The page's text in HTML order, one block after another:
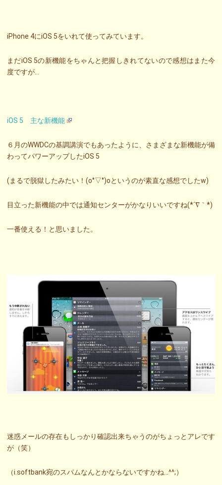
iPhone 4にiOS 5をいれて使ってみています。
まだiOS 5の新機能をちゃんと把握しきれてないので感想はまた今
度ですが…
iOS 5 主な新機能
６月のWWDCの基調講演でもあったように、さまざまな新機能が備
わってパワーアップしたiOS 5
(まるで脱獄したみたい！(o°▽°)oというのが素直な感想でしたw)
目立った新機能の中では通知センターがかなりいいですね(*´∇｀*)
一番使える！と思いました。
迷惑メールの存在もしっかり確認出来ちゃうのがちょっとアレです
が（笑）
（i.softbank宛のスパムなんとかならないですかね…^^;）